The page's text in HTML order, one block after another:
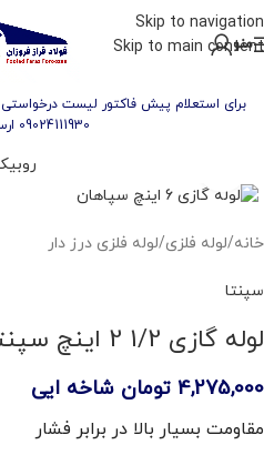
Skip to navigation
Skip to main content
منو
برای استعلام پیش فاکتور لیست درخواستی
09024111930 ارسال نمایید.
خانه/لوله فلزی/لوله فلزی درز دار
سپنتا
لوله گازی 1/2 2 اینچ سپنتا
4,275,000 تومان شاخه ایی
مقاومت بسیار بالا در برابر فشار